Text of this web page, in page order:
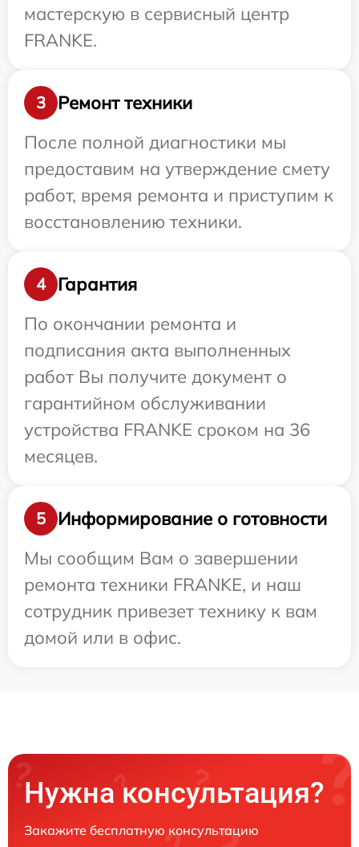
мастерскую в сервисный центр
FRANKE.
3
Ремонт техники
После полной диагностики мы
предоставим на утверждение смету
работ, время ремонта и приступим к
восстановлению техники.
4
Гарантия
По окончании ремонта и
подписания акта выполненных
работ Вы получите документ о
гарантийном обслуживании
устройства FRANKE сроком на 36
месяцев.
5
Информирование о готовности
Мы сообщим Вам о завершении
ремонта техники FRANKE, и наш
сотрудник привезет технику к вам
домой или в офис.
Нужна консультация?
Закажите бесплатную консультацию